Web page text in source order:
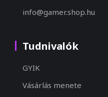
info@gamer.shop.hu
Tudnivalók
GYIK
Vásárlás menete